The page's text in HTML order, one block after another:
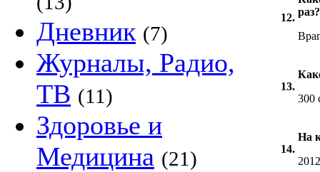
Дневник (7)
Журналы, Радио,
ТВ (11)
Здоровье и
Медицина (21)
12. раз?
13.
300
14.
На
2012